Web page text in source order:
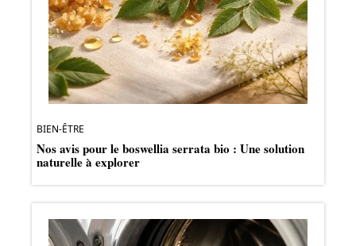
BIEN-ÊTRE
Nos avis pour le boswellia serrata bio : Une solution
naturelle à explorer